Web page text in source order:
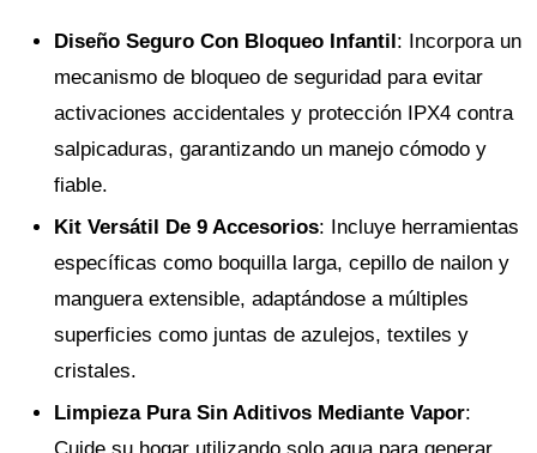
Diseño Seguro Con Bloqueo Infantil: Incorpora un
mecanismo de bloqueo de seguridad para evitar
activaciones accidentales y protección IPX4 contra
salpicaduras, garantizando un manejo cómodo y
fiable.
Kit Versátil De 9 Accesorios: Incluye herramientas
específicas como boquilla larga, cepillo de nailon y
manguera extensible, adaptándose a múltiples
superficies como juntas de azulejos, textiles y
cristales.
Limpieza Pura Sin Aditivos Mediante Vapor: